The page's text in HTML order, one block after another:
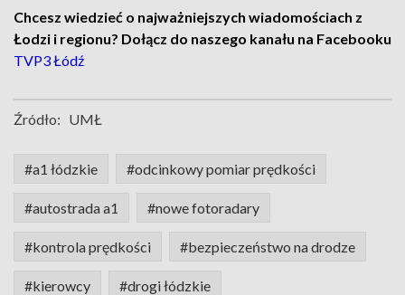
Chcesz wiedzieć o najważniejszych wiadomościach z
Łodzi i regionu? Dołącz do naszego kanału na Facebooku
TVP3 Łódź
Źródło: UMŁ
#a1 łódzkie #odcinkowy pomiar prędkości
#autostrada a1 #nowe fotoradary
#kontrola prędkości #bezpieczeństwo na drodze
#kierowcy #drogi łódzkie